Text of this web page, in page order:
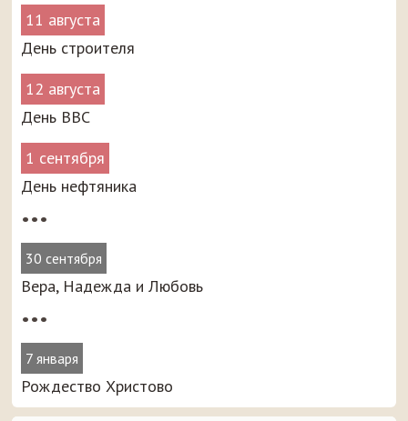
11 августа
День строителя
12 августа
День ВВС
1 сентября
День нефтяника
•••
30 сентября
Вера, Надежда и Любовь
•••
7 января
Рождество Христово